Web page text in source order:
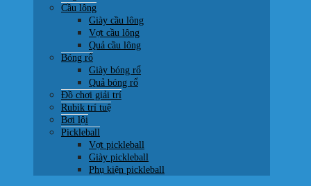
Cầu lông
Giày cầu lông
Vợt cầu lông
Quả cầu lông
Bóng rổ
Giày bóng rổ
Quả bóng rổ
Đồ chơi giải trí
Rubik trí tuệ
Bơi lội
Pickleball
Vợt pickleball
Giày pickleball
Phụ kiện pickleball